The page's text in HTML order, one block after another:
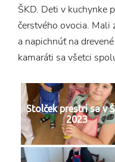
ŠKD. Deti v kuchynke
čerstvého ovocia. Mali
a napichnúť na
kamaráti sa všetci
Stolček prestri sa v
2023